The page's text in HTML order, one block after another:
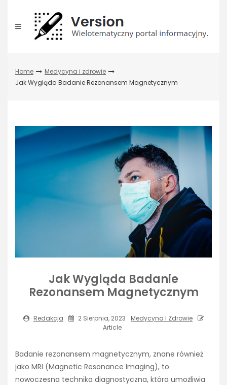
content
Home
Medycyna i zdrowie
Jak Wygląda Badanie Rezonansem Magnetycznym
Jak Wygląda Badanie
Rezonansem Magnetycznym
Redakcja 2 Sierpnia, 2023
Medycyna I Zdrowie
Article
Badanie rezonansem magnetycznym, znane również
jako MRI (Magnetic Resonance Imaging), to
nowoczesna technika diagnostyczna, która umożliwia